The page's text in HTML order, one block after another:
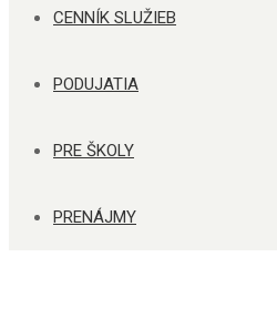
CENNÍK SLUŽIEB
PODUJATIA
PRE ŠKOLY
PRENÁJMY